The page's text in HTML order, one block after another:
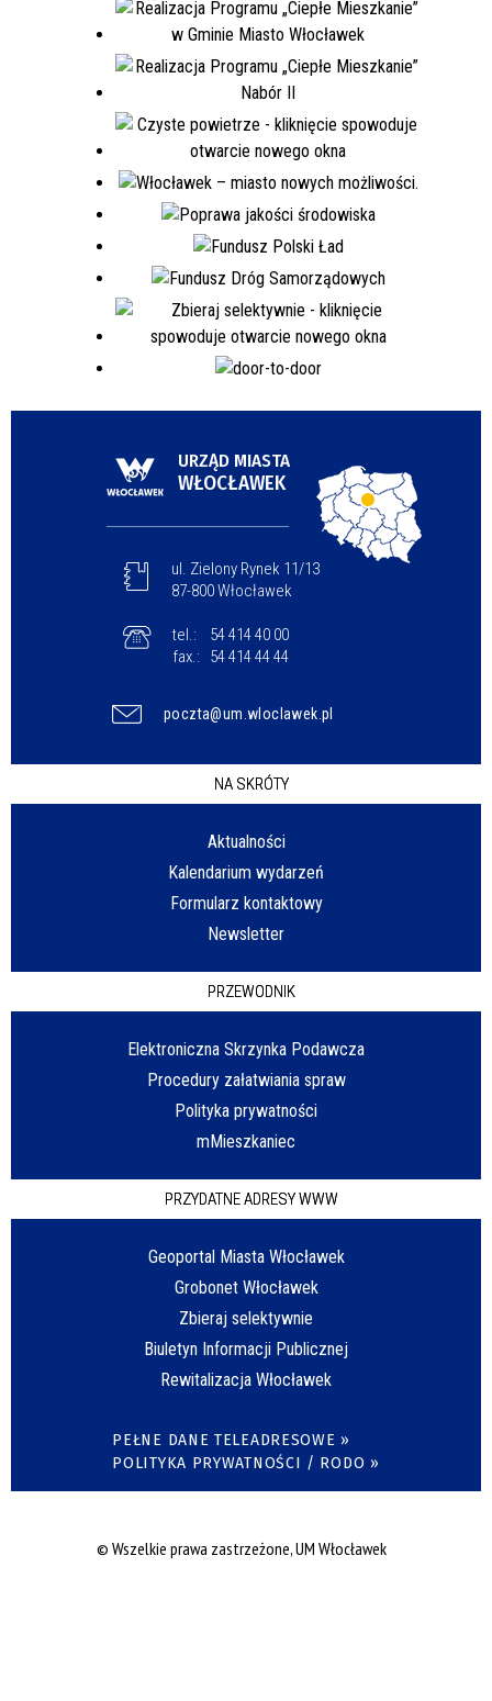
URZĄD MIASTA
WŁOCŁAWEK
ul. Zielony Rynek 11/13
87-800 Włocławek
tel.:
54 414 40 00
fax.:
54 414 44 44
poczta@um.wloclawek.pl
NA SKRÓTY
Aktualności
Kalendarium wydarzeń
Formularz kontaktowy
Newsletter
PRZEWODNIK
Elektroniczna Skrzynka Podawcza
Procedury załatwiania spraw
Polityka prywatności
mMieszkaniec
PRZYDATNE ADRESY WWW
Geoportal Miasta Włocławek
Grobonet Włocławek
Zbieraj selektywnie
Biuletyn Informacji Publicznej
Rewitalizacja Włocławek
PEŁNE DANE TELEADRESOWE »
POLITYKA PRYWATNOŚCI / RODO »
© Wszelkie prawa zastrzeżone, UM Włocławek